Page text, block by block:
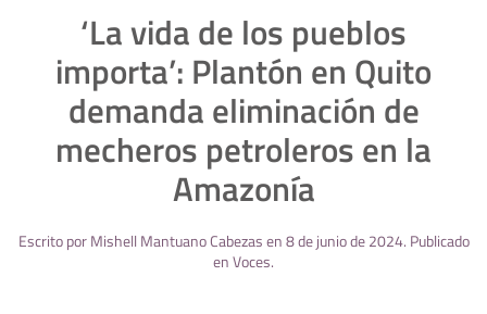
‘La vida de los pueblos
importa’: Plantón en Quito
demanda eliminación de
mecheros petroleros en la
Amazonía
Escrito porMishell Mantuano Cabezasen8 de junio de 2024. Publicado
enVoces.